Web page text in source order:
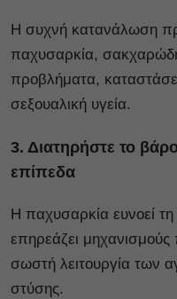
Η συχνή κατανάλωση
παχυσαρκία, σακχαρώδη
προβλήματα,
σεξουαλική υγεία.
3. Διατηρήστε το
επίπεδα
Η παχυσαρκία ευνοεί
επηρεάζει μηχανισμούς
σωστή λειτουργία των
στύσης.